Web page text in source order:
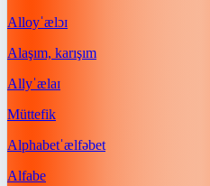
Alloyˈælɔɪ
Alaşım, karışım
Allyˈælaɪ
Müttefik
Alphabetˈælfəbet
Alfabe